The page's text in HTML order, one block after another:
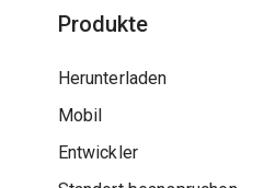
Produkte
Herunterladen
Mobil
Entwickler